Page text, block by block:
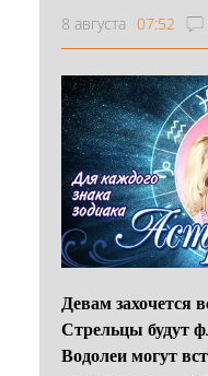
8 августа 07:52
Девам захочется
Стрельцы будут
Водолеи могут